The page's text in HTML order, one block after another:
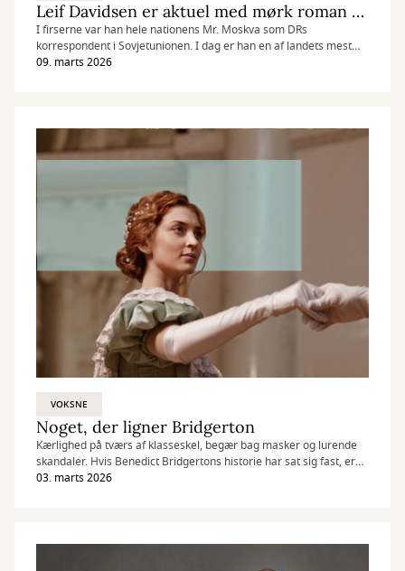
Leif Davidsen er aktuel med mørk roman om Rusland
I firserne var han hele nationens Mr. Moskva som DRs
korrespondent i Sovjetunionen. I dag er han en af landets mest
læste forfattere.
09. marts 2026
VOKSNE
Noget, der ligner Bridgerton
Kærlighed på tværs af klasseskel, begær bag masker og lurende
skandaler. Hvis Benedict Bridgertons historie har sat sig fast, er
litteraturen det oplagte sted at fortsætte.
03. marts 2026